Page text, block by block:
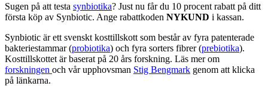
Sugen på att testa synbiotika? Just nu får du 10 procent rabatt på ditt
första köp av Synbiotic. Ange rabattkoden NYKUND i kassan.
Synbiotic är ett svenskt kosttillskott som består av fyra patenterade
bakteriestammar (probiotika) och fyra sorters fibrer (prebiotika).
Kosttillskottet är baserat på 20 års forskning. Läs mer om
forskningen och vår upphovsman Stig Bengmark genom att klicka
på länkarna.